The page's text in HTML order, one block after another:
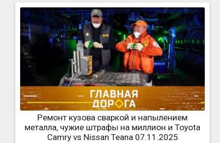
Ремонт кузова сваркой и напылением
металла, чужие штрафы на миллион и Toyota
Camry vs Nissan Teana 07.11.2025